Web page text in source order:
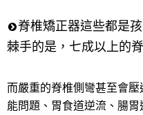
脊椎矯正器這些都是
棘手的是，七成以上的
而嚴重的脊椎側彎甚至會
能問題、胃食道逆流、腸胃